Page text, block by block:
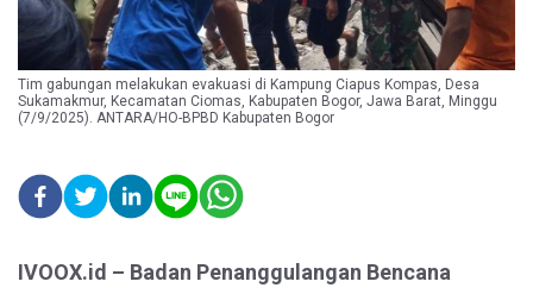
Tim gabungan melakukan evakuasi di Kampung Ciapus Kompas, Desa
Sukamakmur, Kecamatan Ciomas, Kabupaten Bogor, Jawa Barat, Minggu
(7/9/2025). ANTARA/HO-BPBD Kabupaten Bogor
IVOOX.id – Badan Penanggulangan Bencana